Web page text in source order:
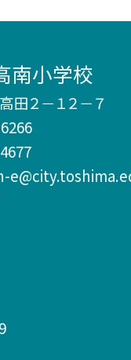
南小学校
田２－１２－７